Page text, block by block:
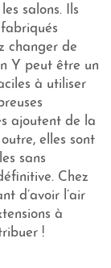
salons. Ils
changer de
Y peut être un
à utiliser
ajoutent de la
elles sont
sans
Chez
d’avoir l’air
à
!